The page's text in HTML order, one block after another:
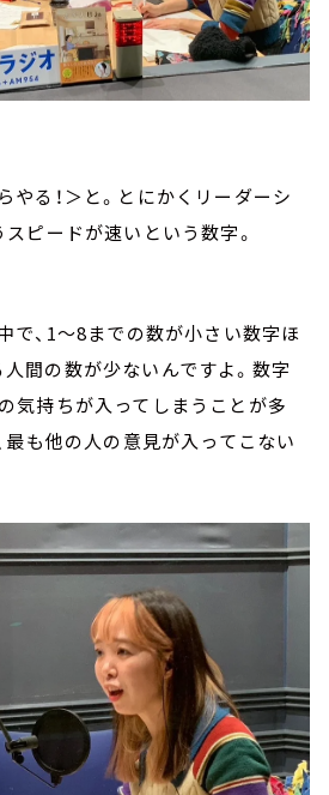
やる！＞と。とにかくリーダーシ
スピードが速いという数字。
で、1～8までの数が小さい数字ほ
間の数が少ないんですよ。数字
気持ちが入ってしまうことが多
最も他の人の意見が入ってこない